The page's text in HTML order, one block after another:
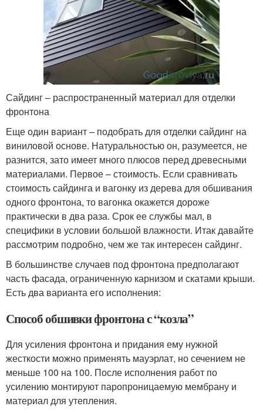
Сайдинг – распространенный материал для отделки
фронтона
Еще один вариант – подобрать для отделки сайдинг на
виниловой основе. Натуральностью он, разумеется, не
разнится, зато имеет много плюсов перед древесными
материалами. Первое – стоимость. Если сравнивать
стоимость сайдинга и вагонку из дерева для обшивания
одного фронтона, то вагонка окажется дороже
практически в два раза. Срок ее службы мал, в
специфики в условии большой влажности. Итак давайте
рассмотрим подробно, чем же так интересен сайдинг.
В большинстве случаев под фронтона предполагают
часть фасада, ограниченную карнизом и скатами крыши.
Есть два варианта его исполнения:
Способ обшивки фронтона с “козла”
Для усиления фронтона и придания ему нужной
жесткости можно применять мауэрлат, но сечением не
меньше 100 на 100. После исполнения работ по
усилению монтируют паропроницаемую мембрану и
материал для утепления.